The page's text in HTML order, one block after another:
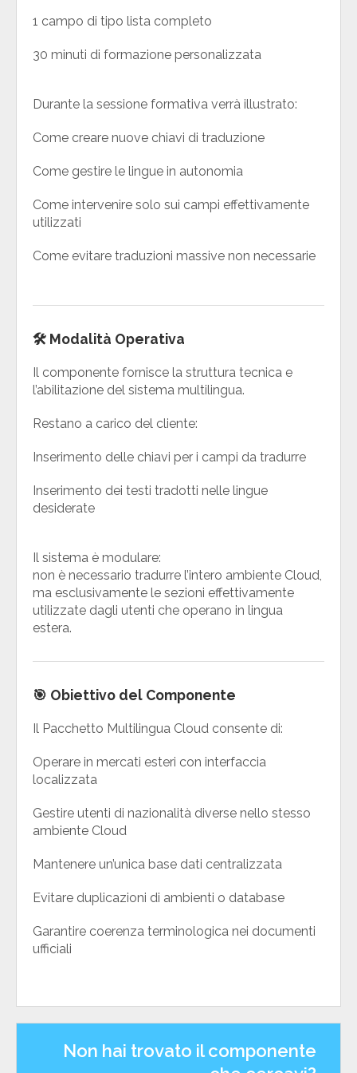
1 campo di tipo lista completo
30 minuti di formazione personalizzata
Durante la sessione formativa verrà illustrato:
Come creare nuove chiavi di traduzione
Come gestire le lingue in autonomia
Come intervenire solo sui campi effettivamente
utilizzati
Come evitare traduzioni massive non necessarie
🛠 Modalità Operativa
Il componente fornisce la struttura tecnica e
l’abilitazione del sistema multilingua.
Restano a carico del cliente:
Inserimento delle chiavi per i campi da tradurre
Inserimento dei testi tradotti nelle lingue
desiderate
Il sistema è modulare:
non è necessario tradurre l’intero ambiente Cloud,
ma esclusivamente le sezioni effettivamente
utilizzate dagli utenti che operano in lingua
estera.
🎯 Obiettivo del Componente
Il Pacchetto Multilingua Cloud consente di:
Operare in mercati esteri con interfaccia
localizzata
Gestire utenti di nazionalità diverse nello stesso
ambiente Cloud
Mantenere un’unica base dati centralizzata
Evitare duplicazioni di ambienti o database
Garantire coerenza terminologica nei documenti
ufficiali
Non hai trovato il componente